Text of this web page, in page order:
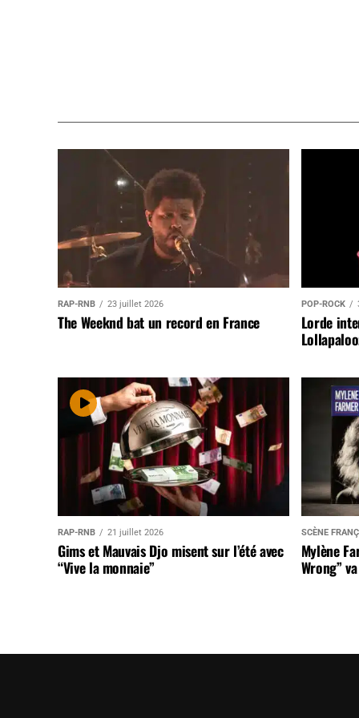
RAP-RNB 23 juillet 2026
The Weeknd bat un record en France
POP-ROCK
Lorde
RAP-RNB 21 juillet 2026
Gims et Mauvais Djo misent sur l’été avec
“Vive la monnaie”
SCÈNE
Mylène
Wrong”